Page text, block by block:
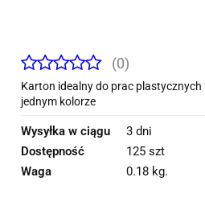
(0)
Karton idealny do prac
jednym kolorze
Wysyłka w ciągu
3 dni
Dostępność
125 szt
Waga
0.18 kg.